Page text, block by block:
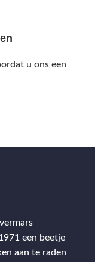
u ons een
een beetje
aan te raden